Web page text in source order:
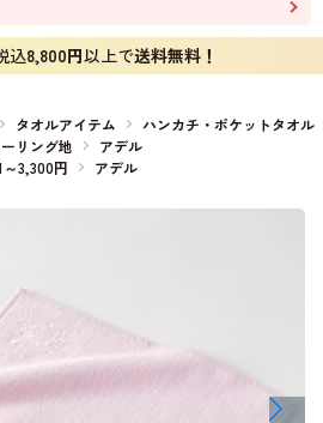
込8,800円以上で送料無料！
タオルアイテム
ハンカチ・ポケットタオル
リング地
アデル
～3,300円 アデル